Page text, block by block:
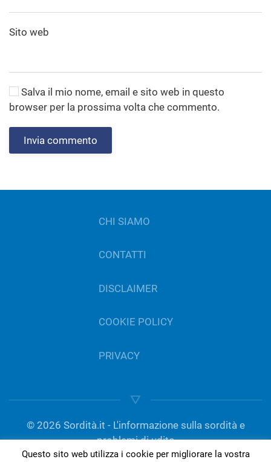
Sito web
Salva il mio nome, email e sito web in questo
browser per la prossima volta che commento.
Invia commento
CHI SIAMO
CONTATTI
DISCLAIMER
COOKIE POLICY
PRIVACY
© 2026 Sordità.it - L'informazione sulla sordità e
problemi di udito
gestito da Del Bo Tecnologia per l’ascolto | P.IVA
Questo sito web utilizza i cookie per migliorare la vostra